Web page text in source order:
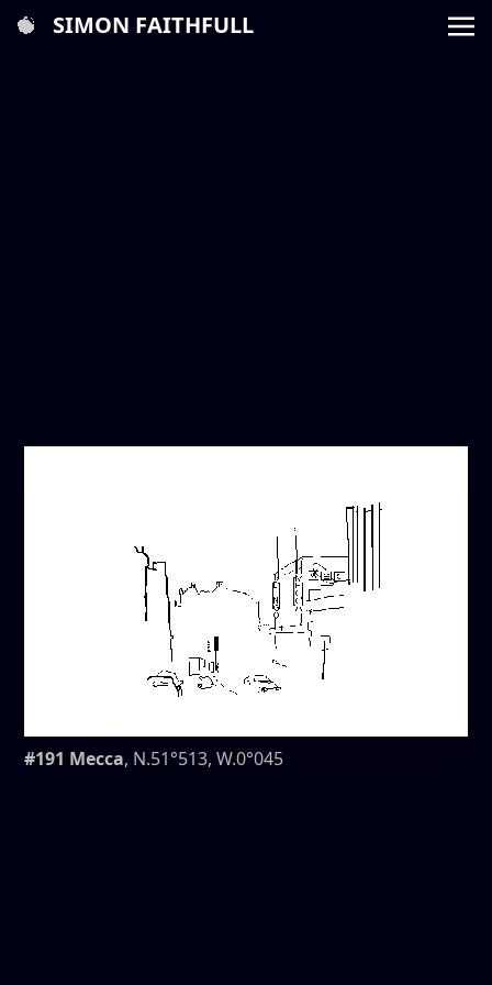
SIMON FAITHFULL
#191 Mecca, N.51°513, W.0°045